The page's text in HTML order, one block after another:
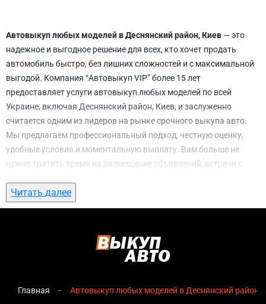
Автовыкуп любых моделей в Деснянский район, Киев — это
надежное и выгодное решение для всех, кто хочет продать
автомобиль быстро, без лишних сложностей и с максимальной
выгодой. Компания “Автовыкуп VIP” более 15 лет
предоставляет услуги автовыкуп любых моделей по всей
Украине, включая Деснянский район, Киев, и заслуженно
считается одним из лидеров на рынке срочного выкупа авто.
Мы предлагаем профессиональный подход, честную оценку,
удобные условия и моментальную выплату. Вам больше не
нужно тратить время на размещение объявлений, встречи с
ожидание. С нами вы можете
Деснянский район, Киеввсего за 1 день.
автовыкуп любых моделей в Деснянский
Мгновенная оценка— предварительная стоимость
Читать далее
Главная Автовыкуп любых моделей в Деснянский район,